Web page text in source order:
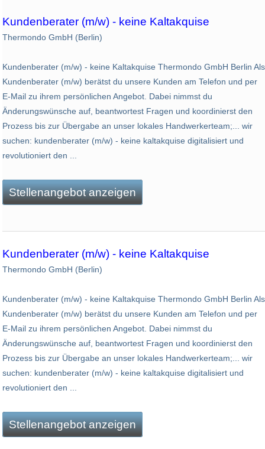
Kundenberater (m/w) - keine Kaltakquise
Thermondo GmbH (Berlin)
Kundenberater (m/w) - keine Kaltakquise Thermondo GmbH Berlin Als
Kundenberater (m/w) berätst du unsere Kunden am Telefon und per
E-Mail zu ihrem persönlichen Angebot. Dabei nimmst du
Änderungswünsche auf, beantwortest Fragen und koordinierst den
Prozess bis zur Übergabe an unser lokales Handwerkerteam;... wir
suchen: kundenberater (m/w) - keine kaltakquise digitalisiert und
revolutioniert den ...
Stellenangebot anzeigen
Kundenberater (m/w) - keine Kaltakquise
Thermondo GmbH (Berlin)
Kundenberater (m/w) - keine Kaltakquise Thermondo GmbH Berlin Als
Kundenberater (m/w) berätst du unsere Kunden am Telefon und per
E-Mail zu ihrem persönlichen Angebot. Dabei nimmst du
Änderungswünsche auf, beantwortest Fragen und koordinierst den
Prozess bis zur Übergabe an unser lokales Handwerkerteam;... wir
suchen: kundenberater (m/w) - keine kaltakquise digitalisiert und
revolutioniert den ...
Stellenangebot anzeigen